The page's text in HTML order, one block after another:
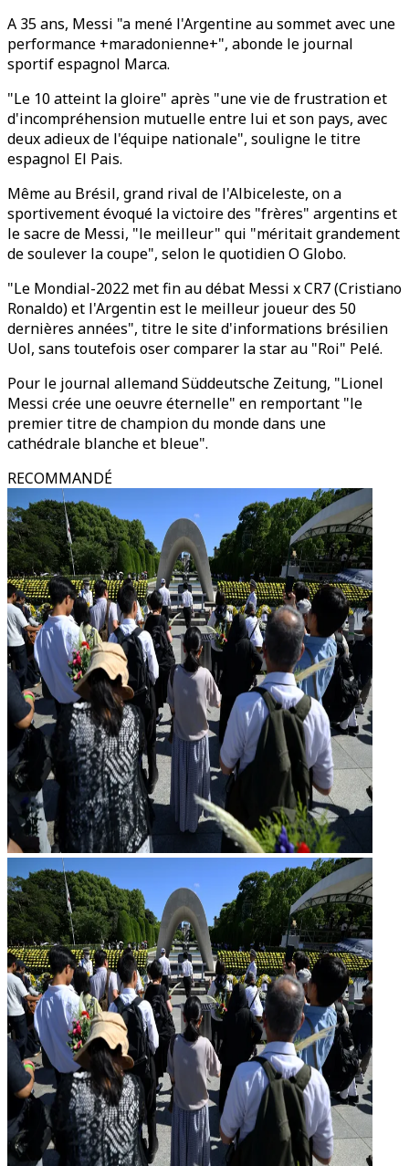
A 35 ans, Messi "a mené l'Argentine au sommet avec une
performance +maradonienne+", abonde le journal
sportif espagnol Marca.
"Le 10 atteint la gloire" après "une vie de frustration et
d'incompréhension mutuelle entre lui et son pays, avec
deux adieux de l'équipe nationale", souligne le titre
espagnol El Pais.
Même au Brésil, grand rival de l'Albiceleste, on a
sportivement évoqué la victoire des "frères" argentins et
le sacre de Messi, "le meilleur" qui "méritait grandement
de soulever la coupe", selon le quotidien O Globo.
"Le Mondial-2022 met fin au débat Messi x CR7 (Cristiano
Ronaldo) et l'Argentin est le meilleur joueur des 50
dernières années", titre le site d'informations brésilien
Uol, sans toutefois oser comparer la star au "Roi" Pelé.
Pour le journal allemand Süddeutsche Zeitung, "Lionel
Messi crée une oeuvre éternelle" en remportant "le
premier titre de champion du monde dans une
cathédrale blanche et bleue".
RECOMMANDÉ